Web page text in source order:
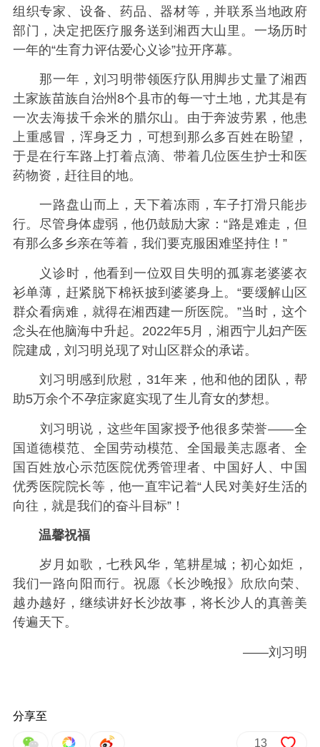
组织专家、设备、药品、器材等，并联系当地政府
部门，决定把医疗服务送到湘西大山里。一场历时
一年的“生育力评估爱心义诊”拉开序幕。
那一年，刘习明带领医疗队用脚步丈量了湘西
土家族苗族自治州8个县市的每一寸土地，尤其是有
一次去海拔千余米的腊尔山。由于奔波劳累，他患
上重感冒，浑身乏力，可想到那么多百姓在盼望，
于是在行车路上打着点滴、带着几位医生护士和医
药物资，赶往目的地。
一路盘山而上，天下着冻雨，车子打滑只能步
行。尽管身体虚弱，他仍鼓励大家：“路是难走，但
有那么多乡亲在等着，我们要克服困难坚持住！”
义诊时，他看到一位双目失明的孤寡老婆婆衣
衫单薄，赶紧脱下棉袄披到婆婆身上。“要缓解山区
群众看病难，就得在湘西建一所医院。”当时，这个
念头在他脑海中升起。2022年5月，湘西宁儿妇产医
院建成，刘习明兑现了对山区群众的承诺。
刘习明感到欣慰，31年来，他和他的团队，帮
助5万余个不孕症家庭实现了生儿育女的梦想。
刘习明说，这些年国家授予他很多荣誉——全
国道德模范、全国劳动模范、全国最美志愿者、全
国百姓放心示范医院优秀管理者、中国好人、中国
优秀医院院长等，他一直牢记着“人民对美好生活的
向往，就是我们的奋斗目标”！
温馨祝福
岁月如歌，七秩风华，笔耕星城；初心如炬，
我们一路向阳而行。祝愿《长沙晚报》欣欣向荣、
越办越好，继续讲好长沙故事，将长沙人的真善美
传遍天下。
——刘习明
分享至
13